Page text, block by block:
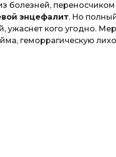
болезней, переносчиком
энцефалит. Но
ужаснет кого угодно.
геморрагическую